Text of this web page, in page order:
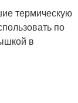
термическую
по
в